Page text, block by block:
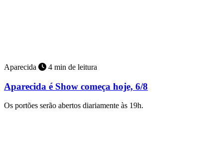
Aparecida 4 min de leitura
Aparecida é Show começa hoje, 6/8
Os portões serão abertos diariamente às 19h.